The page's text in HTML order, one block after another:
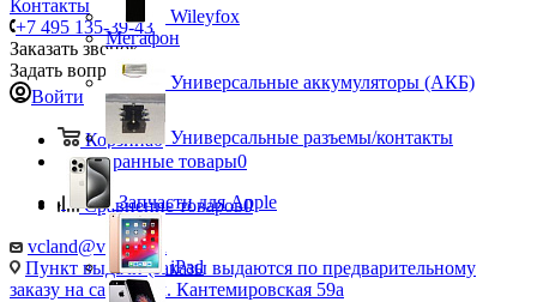
Контакты
+7 495 135-39-43
Заказать звонок
Задать вопрос
Войти
Корзина0
Избранные товары0
Сравнение товаров0
vcland@vcland.ru
Пункт выдачи (заказы выдаются по предварительному
заказу на сайте), ул. Кантемировская 59а
Wileyfox
Мегафон
Универсальные аккумуляторы (АКБ)
Универсальные разъемы/контакты
Запчасти для Apple
iPad